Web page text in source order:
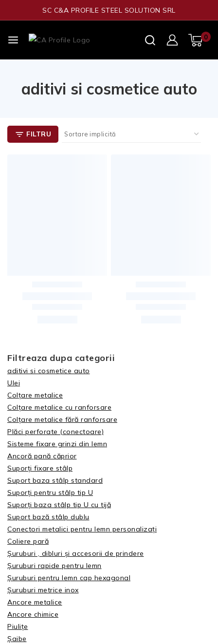
SC C&A PROFILE STEEL SOLUTION SRL
0
aditivi si cosmetice auto
FILTRU
Filtreaza dupa categorii
aditivi si cosmetice auto
Ulei
Colțare metalice
Colțare metalice cu ranforsare
Colțare metalice fără ranforsare
Plăci perforate (conectoare)
Sisteme fixare grinzi din lemn
Ancoră pană căprior
Suporți fixare stâlp
Suport baza stâlp standard
Suporți pentru stâlp tip U
Suporți baza stâlp tip U cu tijă
Suport bază stâlp dublu
Conectori metalici pentru lemn personalizați
Coliere pară
Șuruburi , dibluri și accesorii de prindere
Șuruburi rapide pentru lemn
Șuruburi pentru lemn cap hexagonal
Șuruburi metrice inox
Ancore metalice
Ancore chimice
Piulițe
Șaibe